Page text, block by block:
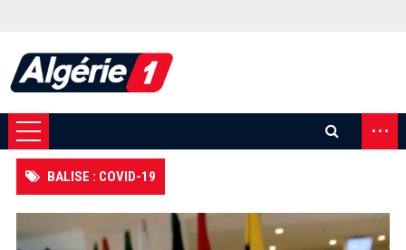
...
BALISE : COVID-19